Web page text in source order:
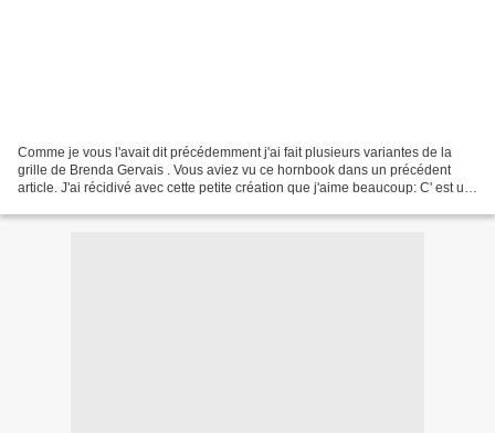
Comme je vous l'avait dit précédemment j'ai fait plusieurs variantes de la
grille de Brenda Gervais . Vous aviez vu ce hornbook dans un précédent
article. J'ai récidivé avec cette petite création que j'aime beaucoup: C' est un